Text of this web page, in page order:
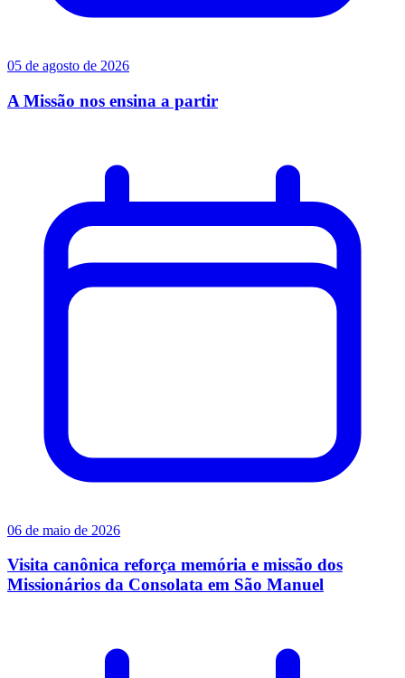
05 de agosto de 2026
A Missão nos ensina a partir
06 de maio de 2026
Visita canônica reforça memória e missão dos
Missionários da Consolata em São Manuel